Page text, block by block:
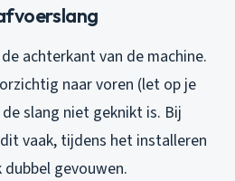
achterkant van de machine.
naar voren (let op je
slang niet geknikt is. Bij
vaak, tijdens het installeren
gevouwen.